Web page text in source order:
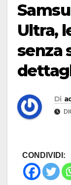
Ultra,
senza
Di
CONDIVIDI: